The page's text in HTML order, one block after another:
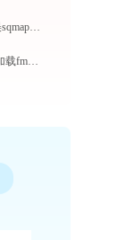
腾讯先锋云游戏 TCGamer.exe系统错误sqmapi.dll丢失如何解决
骑马与砍杀相关进程 mb_warband.exe加载fmodex.dll文件丢失处理办法